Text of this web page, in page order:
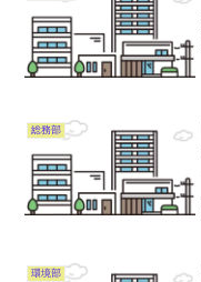
総務部
環境部